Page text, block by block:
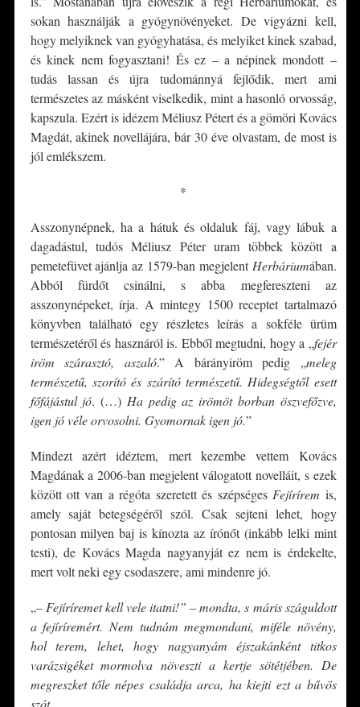
sokan használják a gyógynövényeket. De vigyázni kell,
hogy melyiknek van gyógyhatása, és melyiket kinek szabad,
és kinek nem fogyasztani! És ez – a népinek mondott –
tudás lassan és újra tudománnyá fejlődik, mert ami
természetes az másként viselkedik, mint a hasonló orvosság,
kapszula. Ezért is idézem Méliusz Pétert és a gömöri Kovács
Magdát, akinek novellájára, bár 30 éve olvastam, de most is
jól emlékszem.
*
Asszonynépnek, ha a hátuk és oldaluk fáj, vagy lábuk a
dagadástul, tudós Méliusz Péter uram többek között a
pemetefüvet ajánlja az 1579-ban megjelent Herbáriumában.
Abból fürdőt csinálni, s abba megfereszteni az
asszonynépeket, írja. A mintegy 1500 receptet tartalmazó
könyvben található egy részletes leírás a sokféle ürüm
természetéről és hasznáról is. Ebből megtudni, hogy a „fejér
iröm szárasztó, aszaló.” A bárányiröm pedig „meleg
természetű, szorító és szárító természetű. Hidegségtől esett
főfájástul jó. (…) Ha pedig az irömöt borban öszvefőzve,
igen jó véle orvosolni. Gyomornak igen jó.”
Mindezt azért idéztem, mert kezembe vettem Kovács
Magdának a 2006-ban megjelent válogatott novelláit, s ezek
között ott van a régóta szeretett és szépséges Fejírírem is,
amely saját betegségéről szól. Csak sejteni lehet, hogy
pontosan milyen baj is kínozta az írónőt (inkább lelki mint
testi), de Kovács Magda nagyanyját ez nem is érdekelte,
mert volt neki egy csodaszere, ami mindenre jó.
„– Fejíríremet kell vele itatni!” – mondta, s máris száguldott
a fejíríremért. Nem tudnám megmondani, miféle növény,
hol terem, lehet, hogy nagyanyám éjszakánként titkos
varázsigéket mormolva növeszti a kertje sötétjében. De
megreszket tőle népes családja arca, ha kiejti ezt a bűvös
szót.